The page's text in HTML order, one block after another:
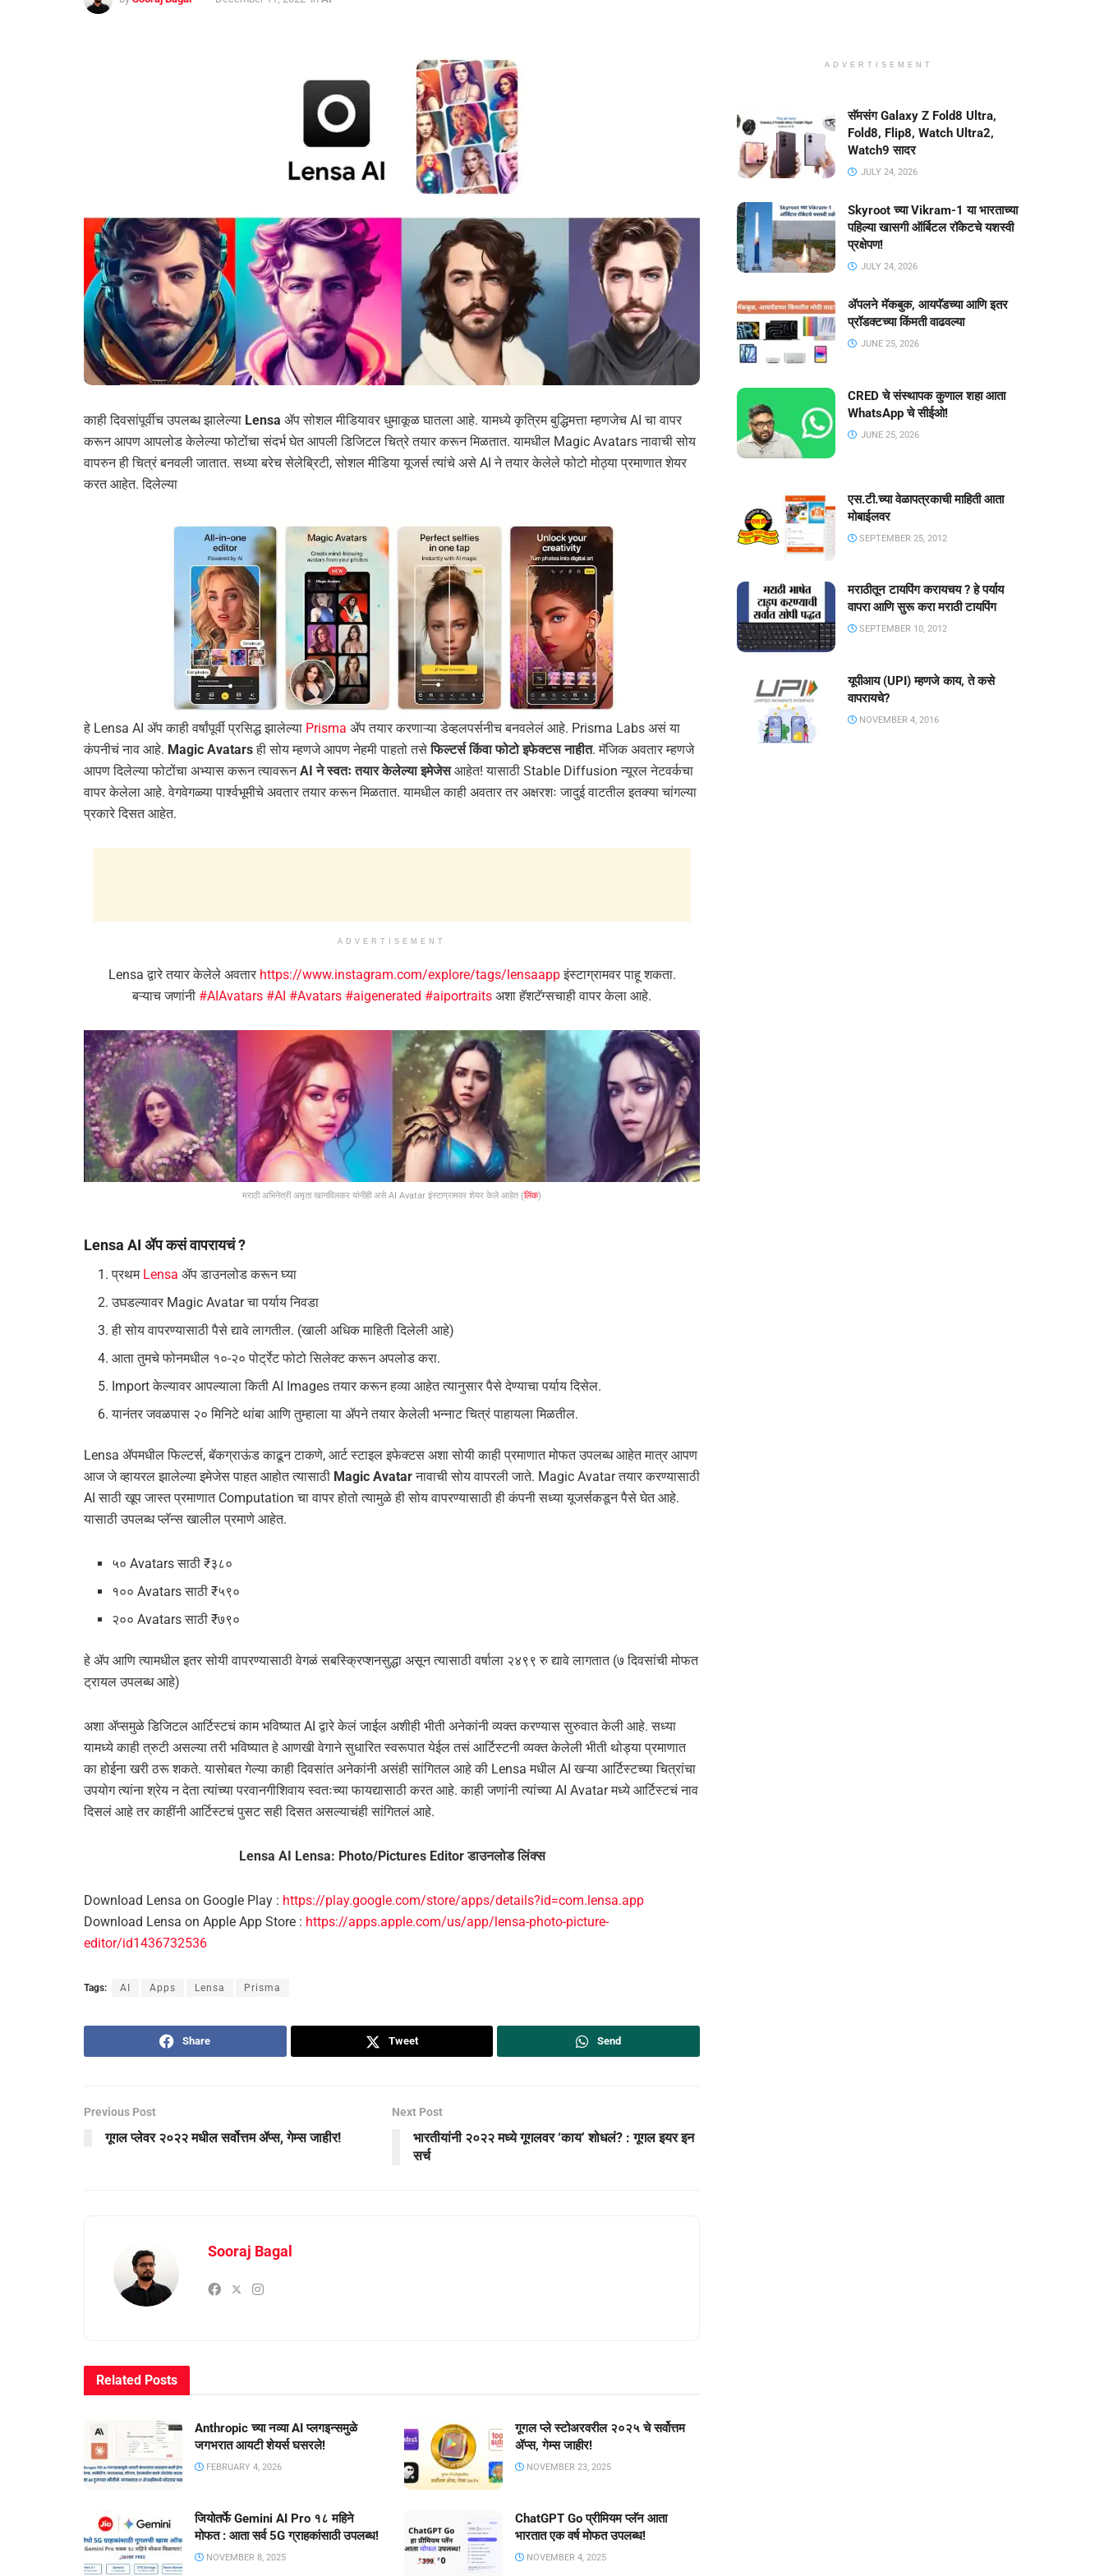
काही दिवसांपूर्वीच उपलब्ध झालेल्या Lensa ॲप सोशल मीडियावर धुमाकूळ घातला आहे. यामध्ये कृत्रिम बुद्धिमत्ता म्हणजेच AI चा वापर
करून आपण आपलोड केलेल्या फोटोंचा संदर्भ घेत आपली डिजिटल चित्रे तयार करून मिळतात. यामधील Magic Avatars नावाची सोय
वापरुन ही चित्रं बनवली जातात. सध्या बरेच सेलेब्रिटी, सोशल मीडिया यूजर्स त्यांचे असे AI ने तयार केलेले फोटो मोठ्या प्रमाणात शेयर
करत आहेत. दिलेल्या
हे Lensa AI ॲप काही वर्षांपूर्वी प्रसिद्ध झालेल्या Prisma ॲप तयार करणाऱ्या डेव्हलपर्सनीच बनवलेलं आहे. Prisma Labs असं या
कंपनीचं नाव आहे. Magic Avatarsही सोय म्हणजे आपण नेहमी पाहतो तसेफिल्टर्स किंवा फोटो इफेक्टस नाहीत. मॅजिक अवतार म्हणजे
आपण दिलेल्या फोटोंचा अभ्यास करून त्यावरूनAI ने स्वतः तयार केलेल्या इमेजेसआहेत! यासाठी Stable Diffusion न्यूरल नेटवर्कचा
वापर केलेला आहे. वेगवेगळ्या पार्श्वभूमीचे अवतार तयार करून मिळतात. यामधील काही अवतार तर अक्षरशः जादुई वाटतील इतक्या चांगल्या
प्रकारे दिसत आहेत.
ADVERTISEMENT
Lensa द्वारे तयार केलेले अवतार https://www.instagram.com/explore/tags/lensaappइंस्टाग्रामवर पाहू शकता.
बऱ्याच जणांनी #AIAvatars #AI #Avatars #aigenerated #aiportraits अशा हॅशटॅग्सचाही वापर केला आहे.
मराठी अभिनेत्री अमृता खानविलकर यांनीही असे AI Avatar इंस्टाग्रामवर शेयर केले आहेत (लिंक)
Lensa AI ॲप कसं वापरायचं ?
प्रथम Lensa ॲप डाउनलोड करून घ्या
उघडल्यावर Magic Avatar चा पर्याय निवडा
ही सोय वापरण्यासाठी पैसे द्यावे लागतील. (खाली अधिक माहिती दिलेली आहे)
आता तुमचे फोनमधील १०-२० पोर्ट्रेट फोटो सिलेक्ट करून अपलोड करा.
Import केल्यावर आपल्याला किती AI Images तयार करून हव्या आहेत त्यानुसार पैसे देण्याचा पर्याय दिसेल.
यानंतर जवळपास २० मिनिटे थांबा आणि तुम्हाला या ॲपने तयार केलेली भन्नाट चित्रं पाहायला मिळतील.
Lensa ॲपमधील फिल्टर्स, बॅकग्राऊंड काढून टाकणे, आर्ट स्टाइल इफेक्टस अशा सोयी काही प्रमाणात मोफत उपलब्ध आहेत मात्र आपण
आज जे व्हायरल झालेल्या इमेजेस पाहत आहोत त्यासाठी Magic Avatarनावाची सोय वापरली जाते. Magic Avatar तयार करण्यासाठी
AI साठी खूप जास्त प्रमाणात Computation चा वापर होतो त्यामुळे ही सोय वापरण्यासाठी ही कंपनी सध्या यूजर्सकडून पैसे घेत आहे.
यासाठी उपलब्ध प्लॅन्स खालील प्रमाणे आहेत.
५० Avatars साठी ₹३८०
१०० Avatars साठी ₹५९०
२०० Avatars साठी ₹७९०
हे ॲप आणि त्यामधील इतर सोयी वापरण्यासाठी वेगळं सबस्क्रिप्शनसुद्धा असून त्यासाठी वर्षाला २४९९ रु द्यावे लागतात (७ दिवसांची मोफत
ट्रायल उपलब्ध आहे)
अशा ॲप्समुळे डिजिटल आर्टिस्टचं काम भविष्यात AI द्वारे केलं जाईल अशीही भीती अनेकांनी व्यक्त करण्यास सुरुवात केली आहे. सध्या
यामध्ये काही त्रुटी असल्या तरी भविष्यात हे आणखी वेगाने सुधारित स्वरूपात येईल तसं आर्टिस्टनी व्यक्त केलेली भीती थोड्या प्रमाणात
का होईना खरी ठरू शकते. यासोबत गेल्या काही दिवसांत अनेकांनी असंही सांगितल आहे की Lensa मधील AI खऱ्या आर्टिस्टच्या चित्रांचा
उपयोग त्यांना श्रेय न देता त्यांच्या परवानगीशिवाय स्वतःच्या फायद्यासाठी करत आहे. काही जणांनी त्यांच्या AI Avatar मध्ये आर्टिस्टचं नाव
दिसलं आहे तर काहींनी आर्टिस्टचं पुसट सही दिसत असल्याचंही सांगितलं आहे.
Lensa AI Lensa: Photo/Pictures Editor डाउनलोड लिंक्स
Download Lensa on Google Play : https://play.google.com/store/apps/details?id=com.lensa.app
Download Lensa on Apple App Store : https://apps.apple.com/us/app/lensa-photo-picture-
editor/id1436732536
Tags: AI Apps Lensa Prisma
Share Tweet Send
Previous Post
गूगल प्लेवर २०२२ मधील सर्वोत्तम ॲप्स, गेम्स जाहीर!
Next Post
भारतीयांनी २०२२ मध्ये गूगलवर ‘काय’ शोधलं? : गूगल इयर इन
सर्च
Sooraj Bagal
Related Posts
Anthropic च्या नव्या AI प्लगइन्समुळे
जगभरात आयटी शेयर्स घसरले!
FEBRUARY 4, 2026
गूगल प्ले स्टोअरवरील २०२५ चे सर्वोत्तम
ॲप्स, गेम्स जाहीर!
NOVEMBER 23, 2025
जियोतर्फे Gemini AI Pro १८ महिने
मोफत : आता सर्व 5G ग्राहकांसाठी उपलब्ध!
NOVEMBER 8, 2025
ChatGPT Go प्रीमियम प्लॅन आता
भारतात एक वर्ष मोफत उपलब्ध!
NOVEMBER 4, 2025
ADVERTISEMENT
सॅमसंग Galaxy Z Fold8 Ultra,
Fold8, Flip8, Watch Ultra2,
Watch9 सादर
JULY 24, 2026
Skyroot च्या Vikram-1 या भारताच्या
पहिल्या खासगी ऑर्बिटल रॉकेटचे यशस्वी
प्रक्षेपण!
JULY 24, 2026
ॲपलने मॅकबुक, आयपॅडच्या आणि इतर
प्रॉडक्टच्या किंमती वाढवल्या
JUNE 25, 2026
CRED चे संस्थापक कुणाल शहा आता
WhatsApp चे सीईओ!
JUNE 25, 2026
एस.टी.च्या वेळापत्रकाची माहिती आता
मोबाईलवर
SEPTEMBER 25, 2012
मराठीतून टायपिंग करायचय ? हे पर्याय
वापरा आणि सुरू करा मराठी टायपिंग
SEPTEMBER 10, 2012
यूपीआय (UPI) म्हणजे काय, ते कसे
वापरायचे?
NOVEMBER 4, 2016